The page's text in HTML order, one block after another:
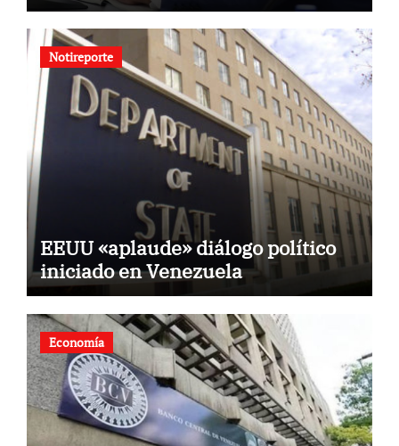
Notireporte
EEUU «aplaude» diálogo político
iniciado en Venezuela
Economía